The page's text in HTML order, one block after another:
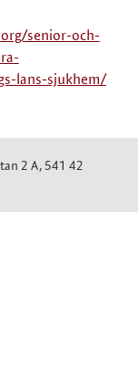
senior-och-
lans-sjukhem/
2 A, 541 42